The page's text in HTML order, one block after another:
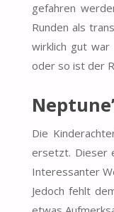
gefahren
Runden als
wirklich gut
oder so ist der
Die
ersetzt. Dieser
Interessanter
Jedoch fehlt